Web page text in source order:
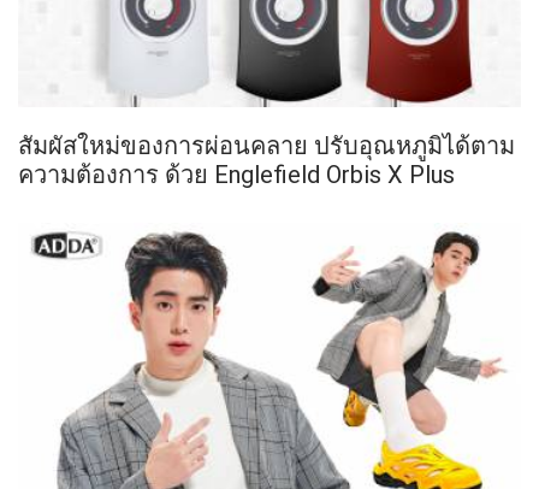
สัมผัสใหม่ของการผ่อนคลาย ปรับอุณหภูมิได้ตาม
ความต้องการ ด้วย Englefield Orbis X Plus